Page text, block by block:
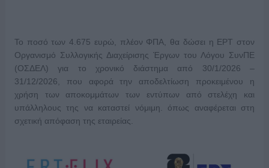
Το ποσό των 4.675 ευρώ, πλέον ΦΠΑ, θα δώσει η ΕΡΤ στον
Οργανισμό Συλλογικής Διαχείρισης Έργων του Λόγου ΣυνΠΕ
(ΟΣΔΕΛ) για το χρονικό διάστημα από 30/1/2026 –
31/12/2026, που αφορά την αποδελτίωση προκειμένου η
χρήση των αποκομμάτων των εντύπων από στελέχη και
υπάλληλους της να καταστεί νόμιμη. όπως αναφέρεται στη
σχετική απόφαση της εταιρείας.